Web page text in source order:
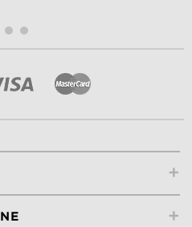
+
+